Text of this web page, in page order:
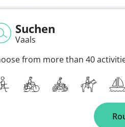
Suchen
Vaals
from more than 40